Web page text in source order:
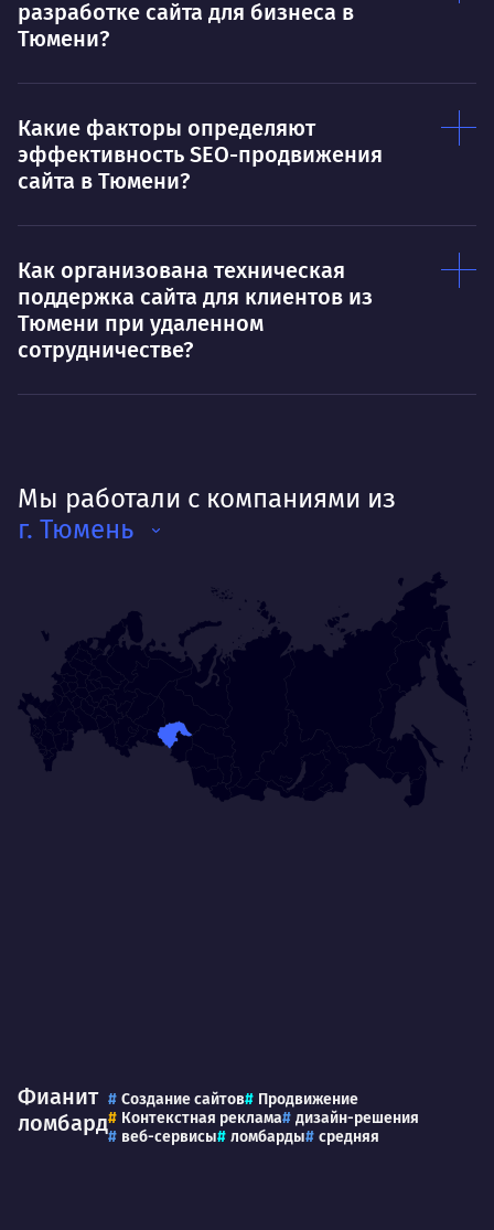
разработке сайта для бизнеса в
Тюмени?
Какие факторы определяют
эффективность SEO-продвижения
сайта в Тюмени?
Как организована техническая
поддержка сайта для клиентов из
Тюмени при удаленном
сотрудничестве?
Мы работали с компаниями из
г. Тюмень
Фианит
ломбард
Создание сайтов
Продвижение
Контекстная реклама
дизайн-решения
веб-сервисы
ломбарды средняя